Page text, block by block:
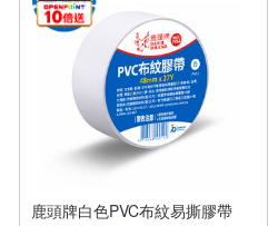
鹿頭牌白色PVC布紋易撕膠帶